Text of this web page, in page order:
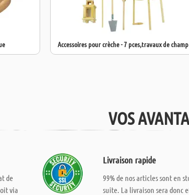
Accessoires pour crèche - 7 pces,travaux de champ
VOS
de
via
Livraison rapide
99% de nos articles sont en
suite. La livraison sera donc